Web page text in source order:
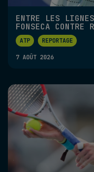
ENTRE LES
FONSECA CONTRE
ATP REPORTAGE
7 AOÛT 2026